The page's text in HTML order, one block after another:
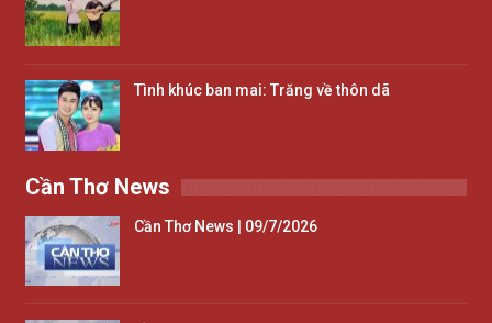
Tình khúc ban mai: Trăng về thôn dã
Cần Thơ News
Cần Thơ News | 09/7/2026